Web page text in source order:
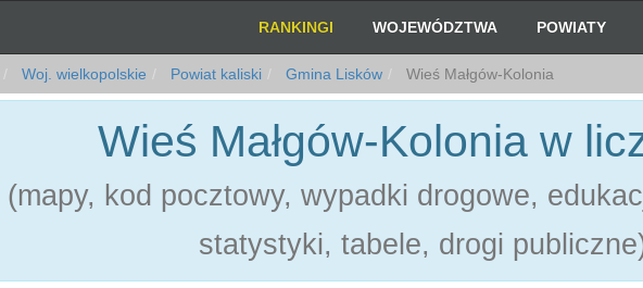
RANKINGI WOJEWÓDZTWA POWIATY
Woj. wielkopolskie Powiat kaliski Gmina Lisków Wieś Małgów-Kolonia
Wieś Małgów-Kolonia w
(mapy, kod pocztowy, wypadki drogowe,
statystyki, tabele, drogi